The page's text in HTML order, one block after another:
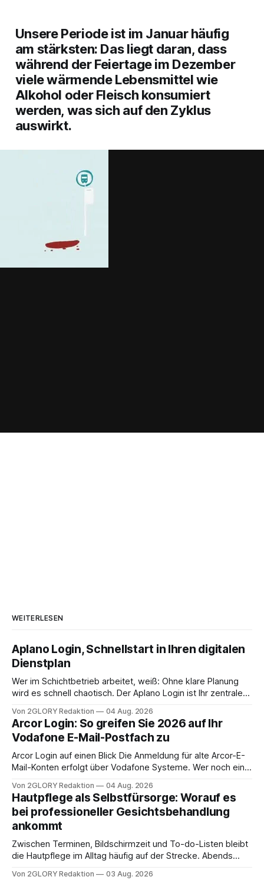
Unsere Periode ist im Januar häufig
am stärksten: Das liegt daran, dass
während der Feiertage im Dezember
viele wärmende Lebensmittel wie
Alkohol oder Fleisch konsumiert
werden, was sich auf den Zyklus
auswirkt.
WEITERLESEN
Aplano Login, Schnellstart in Ihren digitalen
Dienstplan
Wer im Schichtbetrieb arbeitet, weiß: Ohne klare Planung
wird es schnell chaotisch. Der Aplano Login ist Ihr zentraler
abwesenheiten und die gesamte kommunikation rund um
Ihr personal digital zu organisieren. In diesem Leitfaden
erfahren Sie alles, was Sie für einen reibungslosen Einstieg
brauchen, von der Registrierung
Von 2GLORY Redaktion 04 Aug. 2026
Arcor Login: So greifen Sie 2026 auf Ihr
Vodafone E-Mail-Postfach zu
Arcor Login auf einen Blick Die Anmeldung für alte Arcor-E-
Mail-Konten erfolgt über Vodafone Systeme. Wer noch eine
besitzt, loggt sich heute über das Vodafone E-Mail & Cloud
Portal ein. Der klassische Arcor Login über mail.
Von 2GLORY Redaktion 04 Aug. 2026
Hautpflege als Selbstfürsorge: Worauf es
bei professioneller Gesichtsbehandlung
ankommt
Zwischen Terminen, Bildschirmzeit und To-do-Listen bleibt
die Hautpflege im Alltag häufig auf der Strecke. Abends
Von 2GLORY Redaktion 03 Aug. 2026